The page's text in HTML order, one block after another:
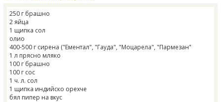
250 г брашно
2 яйца
1 щипка сол
олио
400-500 г сирена ("Ементал", "Гауда", "Моцарела", "Пармезан"
1 л прясно мляко
100 г брашно
100 г сос
1 ч. л. сол
1 щипка индийско орехче
бял пипер на вкус